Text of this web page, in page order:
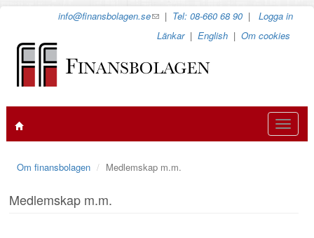
info@finansbolagen.se(link
e-
| Tel: 08-660 68 90 |Logga in
Länkar|English |Om cookies
Toggle
Om finansbolagen Medlemskap m.m.
Medlemskap m.m.